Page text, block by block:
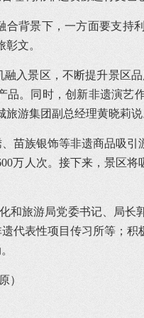
背景下，一方面要支持
文。
入景区，不断提升景区
。同时，创新非遗演艺
游集团副总经理黄晓莉说
苗族银饰等非遗商品吸
万人次。接下来，景区
和旅游局党委书记、局
代表性项目传习所等；
）